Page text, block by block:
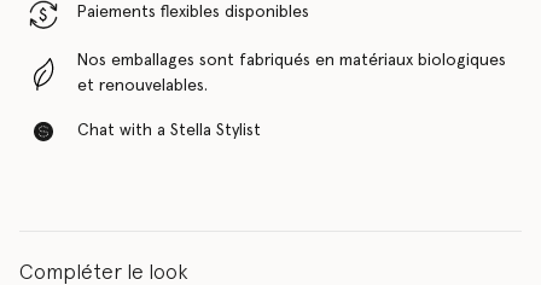
Paiements flexibles disponibles
Nos emballages sont fabriqués en matériaux biologiques
et renouvelables.
Chat with a Stella Stylist
Compléter le look